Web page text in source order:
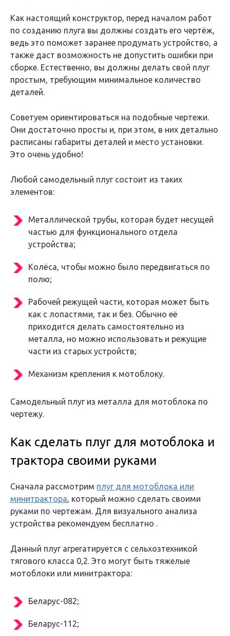
Как настоящий конструктор, перед началом работ
по созданию плуга вы должны создать его чертёж,
ведь это поможет заранее продумать устройство, а
также даст возможность не допустить ошибки при
сборке. Естественно, вы должны делать свой плуг
простым, требующим минимальное количество
деталей.
Советуем ориентироваться на подобные чертежи.
Они достаточно просты и, при этом, в них детально
расписаны габариты деталей и место установки.
Это очень удобно!
Любой самодельный плуг состоит из таких
элементов:
Металлической трубы, которая будет несущей
частью для функционального отдела
устройства;
Колёса, чтобы можно было передвигаться по
полю;
Рабочей режущей части, которая может быть
как с лопастями, так и без. Обычно её
приходится делать самостоятельно из
металла, но можно использовать и режущие
части из старых устройств;
Механизм крепления к мотоблоку.
Самодельный плуг из металла для мотоблока по
чертежу.
Как сделать плуг для мотоблока и
трактора своими руками
Сначала рассмотрим плуг для мотоблока или
минитрактора, который можно сделать своими
руками по чертежам. Для визуального анализа
устройства рекомендуем бесплатно .
Данный плуг агрегатируется с сельхозтехникой
тягового класса 0,2. Это могут быть тяжелые
мотоблоки или минитрактора:
Беларус-082;
Беларус-112;